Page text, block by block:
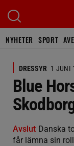
NYHETER SPORT
DRESSYR 1 JUNI
Blue
Avslut Danska
får lämna sin